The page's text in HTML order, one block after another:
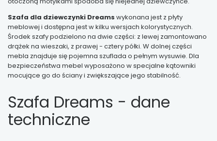
Szafa dla dziewczynki Dreams wykonana jest z płyty
meblowej i dostępna jest w kilku wersjach kolorystycznych.
Środek szafy podzielono na dwie części: z lewej zamontowano
drążek na wieszaki, z prawej - cztery półki. W dolnej części
mebla znajduje się pojemna szuflada o pełnym wysuwie. Dla
bezpieczeństwa mebel wyposażono w specjalne kątowniki
mocujące go do ściany i zwiększające jego stabilność.
Szafa Dreams - dane
techniczne